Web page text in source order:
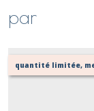
par